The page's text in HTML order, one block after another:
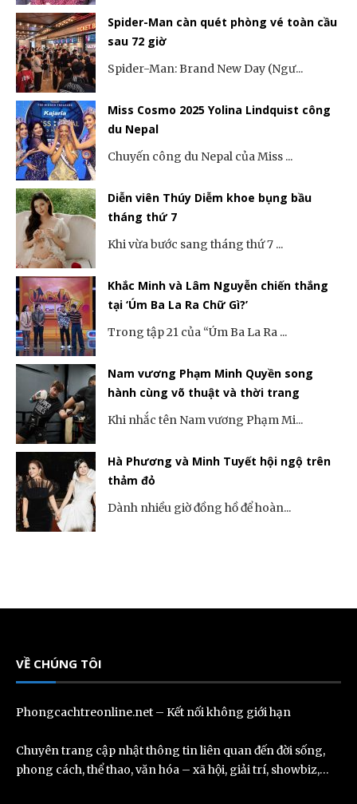
Spider-Man càn quét phòng vé toàn cầu
sau 72 giờ
Spider-Man: Brand New Day (Ngư...
Miss Cosmo 2025 Yolina Lindquist công
du Nepal
Chuyến công du Nepal của Miss ...
Diễn viên Thúy Diễm khoe bụng bầu
tháng thứ 7
Khi vừa bước sang tháng thứ 7 ...
Khắc Minh và Lâm Nguyễn chiến thắng
tại ‘Úm Ba La Ra Chữ Gì?’
Trong tập 21 của “Úm Ba La Ra ...
Nam vương Phạm Minh Quyền song
hành cùng võ thuật và thời trang
Khi nhắc tên Nam vương Phạm Mi...
Hà Phương và Minh Tuyết hội ngộ trên
thảm đỏ
Dành nhiều giờ đồng hồ để hoàn...
VỀ CHÚNG TÔI
Phongcachtreonline.net – Kết nối không giới hạn
Chuyên trang cập nhật thông tin liên quan đến đời sống,
phong cách, thể thao, văn hóa – xã hội, giải trí, showbiz,…